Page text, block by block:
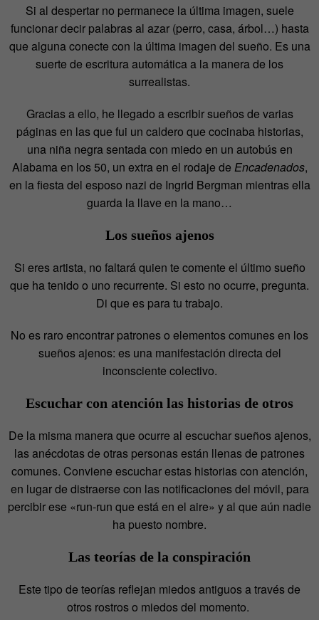
Si al despertar no permanece la última imagen, suele
funcionar decir palabras al azar (perro, casa, árbol…) hasta
que alguna conecte con la última imagen del sueño. Es una
suerte de escritura automática a la manera de los
surrealistas.
Gracias a ello, he llegado a escribir sueños de varias
páginas en las que fui un caldero que cocinaba historias,
una niña negra sentada con miedo en un autobús en
Alabama en los 50, un extra en el rodaje de Encadenados,
en la fiesta del esposo nazi de Ingrid Bergman mientras ella
guarda la llave en la mano…
Los sueños ajenos
Si eres artista, no faltará quien te comente el último sueño
que ha tenido o uno recurrente. Si esto no ocurre, pregunta.
Di que es para tu trabajo.
No es raro encontrar patrones o elementos comunes en los
sueños ajenos: es una manifestación directa del
inconsciente colectivo.
Escuchar con atención las historias de otros
De la misma manera que ocurre al escuchar sueños ajenos,
las anécdotas de otras personas están llenas de patrones
comunes. Conviene escuchar estas historias con atención,
en lugar de distraerse con las notificaciones del móvil, para
percibir ese «run-run que está en el aire» y al que aún nadie
ha puesto nombre.
Las teorías de la conspiración
Este tipo de teorías reflejan miedos antiguos a través de
otros rostros o miedos del momento.